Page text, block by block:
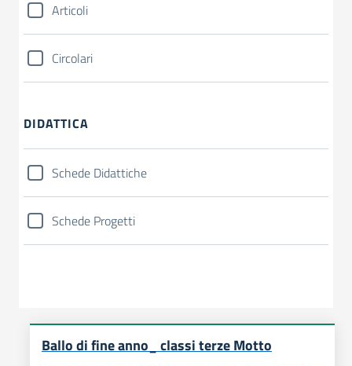
Articoli
Circolari
DIDATTICA
Schede Didattiche
Schede Progetti
Ballo di fine anno_ classi terze Motto